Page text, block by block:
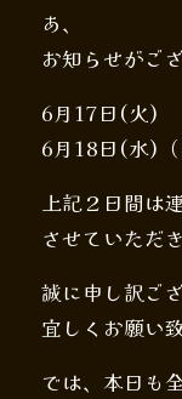
あ、
お知らせがご
6月17日(火)
6月18日(水)（
上記２日間は
させていただ
誠に申し訳ご
宜しくお願い
では、本日も